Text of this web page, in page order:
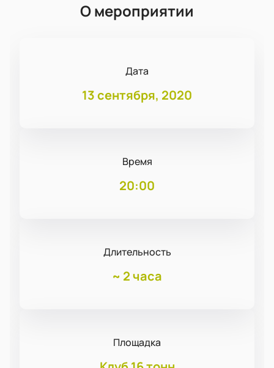
О мероприятии
Дата
13 сентября, 2020
Время
20:00
Длительность
~ 2 часа
Площадка